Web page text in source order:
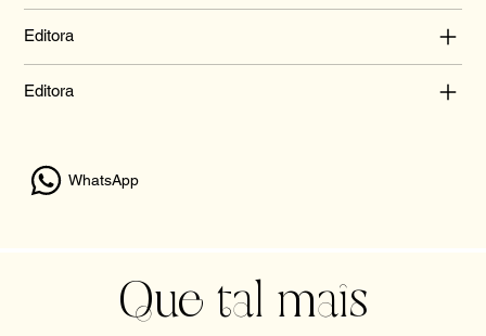
Editora
Editora
WhatsApp
Que tal mais